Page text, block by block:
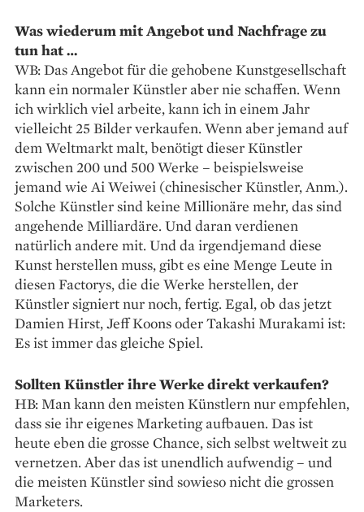
Was wiederum mit Angebot und Nachfrage zu
tun hat …
WB: Das Angebot für die gehobene Kunstgesellschaft
kann ein normaler Künstler aber nie schaffen. Wenn
ich wirklich viel arbeite, kann ich in einem Jahr
vielleicht 25 Bilder verkaufen. Wenn aber jemand auf
dem Weltmarkt malt, benötigt dieser Künstler
zwischen 200 und 500 Werke – beispielsweise
jemand wie Ai Weiwei (chinesischer Künstler, Anm.).
Solche Künstler sind keine Millionäre mehr, das sind
angehende Milliardäre. Und daran verdienen
natürlich andere mit. Und da irgendjemand diese
Kunst herstellen muss, gibt es eine Menge Leute in
diesen Factorys, die die Werke herstellen, der
Künstler signiert nur noch, fertig. Egal, ob das jetzt
Damien Hirst, Jeff Koons oder Takashi Murakami ist:
Es ist immer das gleiche Spiel.
Sollten Künstler ihre Werke direkt verkaufen?
HB: Man kann den meisten ­Künstlern nur empfehlen,
dass sie ihr eigenes Marketing aufbauen. Das ist
heute eben die grosse Chance, sich selbst weltweit zu
vernetzen. Aber das ist unendlich aufwendig – und
die meisten Künstler sind sowieso nicht die grossen
Marketers.